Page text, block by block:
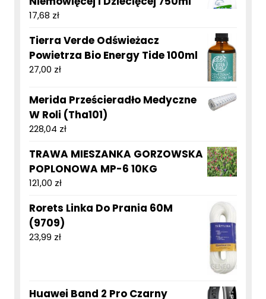
17,68 zł
Tierra Verde Odświeżacz
Powietrza Bio Energy Tide 100ml
27,00 zł
Merida Prześcieradło Medyczne
W Roli (Tha101)
228,04 zł
TRAWA MIESZANKA GORZOWSKA
POPLONOWA MP-6 10KG
121,00 zł
Rorets Linka Do Prania 60M
(9709)
23,99 zł
Huawei Band 2 Pro Czarny